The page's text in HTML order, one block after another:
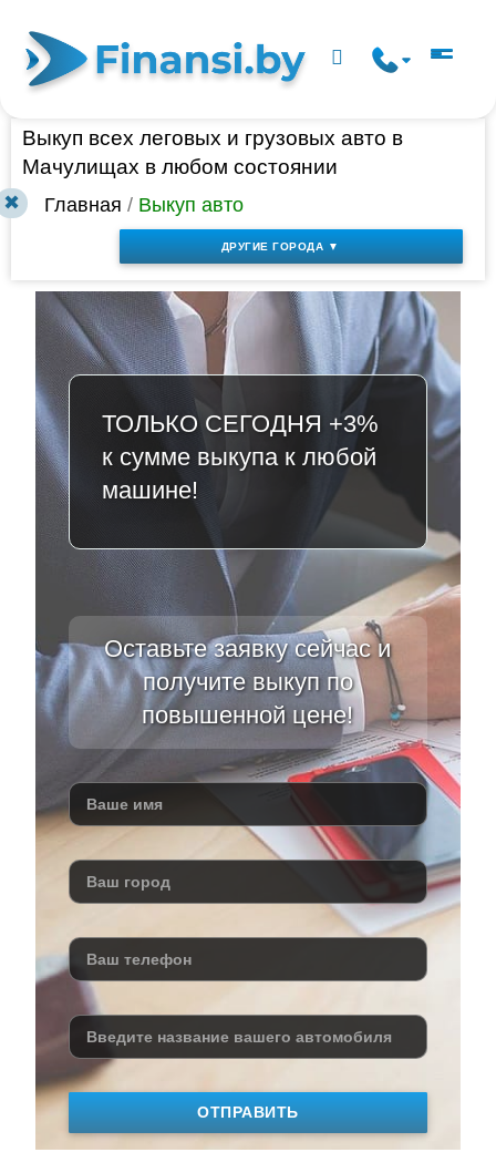
✖
Выкуп всех леговых и грузовых авто в
Мачулищах в любом состоянии
Главная / Выкуп авто
ДРУГИЕ ГОРОДА ▼
ТОЛЬКО СЕГОДНЯ +3%
к сумме выкупа к любой
машине!
Оставьте заявку сейчас и
получите выкуп по
повышенной цене!
ОТПРАВИТЬ